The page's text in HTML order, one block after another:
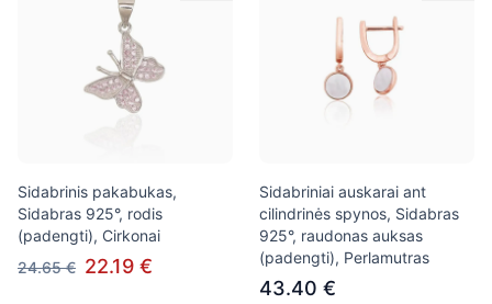
Sidabrinis pakabukas,
Sidabras 925°, rodis
(padengti), Cirkonai
24.65 € 22.19 €
Sidabriniai auskarai ant
cilindrinės spynos, Sidabras
925°, raudonas auksas
(padengti), Perlamutras
43.40 €